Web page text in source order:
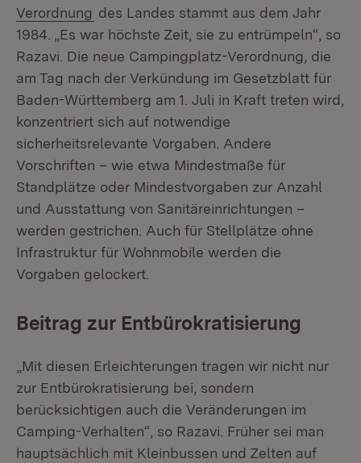
Verordnung (Öffnet in neuem Fenster)
des Landes stammt aus dem Jahr
1984. „Es war höchste Zeit, sie zu entrümpeln“, so
Razavi. Die neue Campingplatz-Verordnung, die
am Tag nach der Verkündung im Gesetzblatt für
Baden-Württemberg am 1. Juli in Kraft treten wird,
konzentriert sich auf notwendige
sicherheitsrelevante Vorgaben. Andere
Vorschriften – wie etwa Mindestmaße für
Standplätze oder Mindestvorgaben zur Anzahl
und Ausstattung von Sanitäreinrichtungen –
werden gestrichen. Auch für Stellplätze ohne
Infrastruktur für Wohnmobile werden die
Vorgaben gelockert.
Beitrag zur Entbürokratisierung
„Mit diesen Erleichterungen tragen wir nicht nur
zur Entbürokratisierung bei, sondern
berücksichtigen auch die Veränderungen im
Camping-Verhalten“, so Razavi. Früher sei man
hauptsächlich mit Kleinbussen und Zelten auf